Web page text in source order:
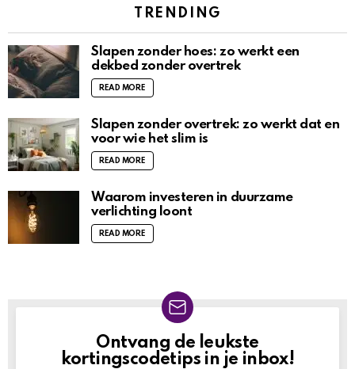
TRENDING
Slapen zonder hoes: zo werkt een
dekbed zonder overtrek
READ MORE
Slapen zonder overtrek: zo werkt dat en
voor wie het slim is
READ MORE
Waarom investeren in duurzame
verlichting loont
READ MORE
NIEUWSBRIEFOntvang de leukste
kortingscodetips in je inbox!